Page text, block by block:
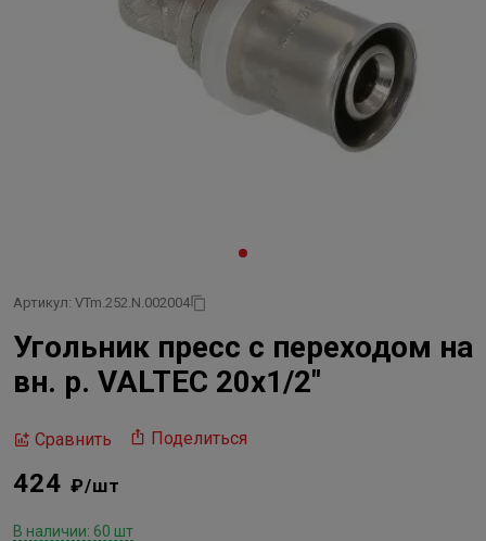
Артикул: VTm.252.N.002004
Угольник пресс с переходом на
вн. р. VALTEC 20х1/2"
Сравнить Поделиться
424 ₽/шт
В наличии: 60 шт